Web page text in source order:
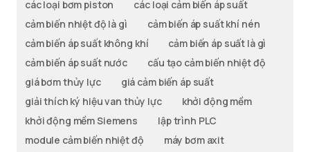
các loại bơm piston
các loại cảm biến áp suất
cảm biến nhiệt độ là gì
cảm biến áp suất khí nén
cảm biến áp suất không khí
cảm biến áp suất là gì
cảm biến áp suất nước
cấu tạo cảm biến nhiệt độ
giá bơm thủy lực
giá cảm biến áp suất
giải thích ký hiệu van thủy lực
khởi động mềm
khởi động mềm Siemens
lập trình PLC
module cảm biến nhiệt độ
máy bơm axit